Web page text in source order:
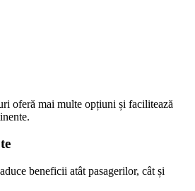
oferă mai multe opțiuni și facilitează
beneficii atât pasagerilor, cât și